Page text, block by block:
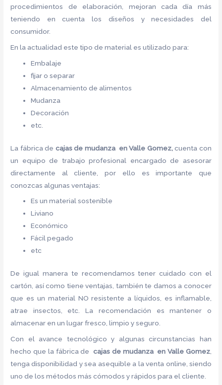
procedimientos de elaboración, mejoran cada día más
teniendo en cuenta los diseños y necesidades del
consumidor.
En la actualidad este tipo de material es utilizado para:
Embalaje
fijar o separar
Almacenamiento de alimentos
Mudanza
Decoración
etc.
La fábrica de cajas de mudanza en Valle Gomez,cuenta con
un equipo de trabajo profesional encargado de asesorar
directamente al cliente, por ello es importante que
conozcas algunas ventajas:
Es un material sostenible
Liviano
Económico
Fácil pegado
etc
De igual manera te recomendamos tener cuidado con el
cartón, así como tiene ventajas, también te damos a conocer
que es un material NO resistente a líquidos, es inflamable,
atrae insectos, etc. La recomendación es mantener o
almacenar en un lugar fresco, limpio y seguro.
Con el avance tecnológico y algunas circunstancias han
hecho que la fábrica de cajas de mudanza en Valle Gomez,
tenga disponibilidad y sea asequible a la venta online, siendo
uno de los métodos más cómodos y rápidos para el cliente.